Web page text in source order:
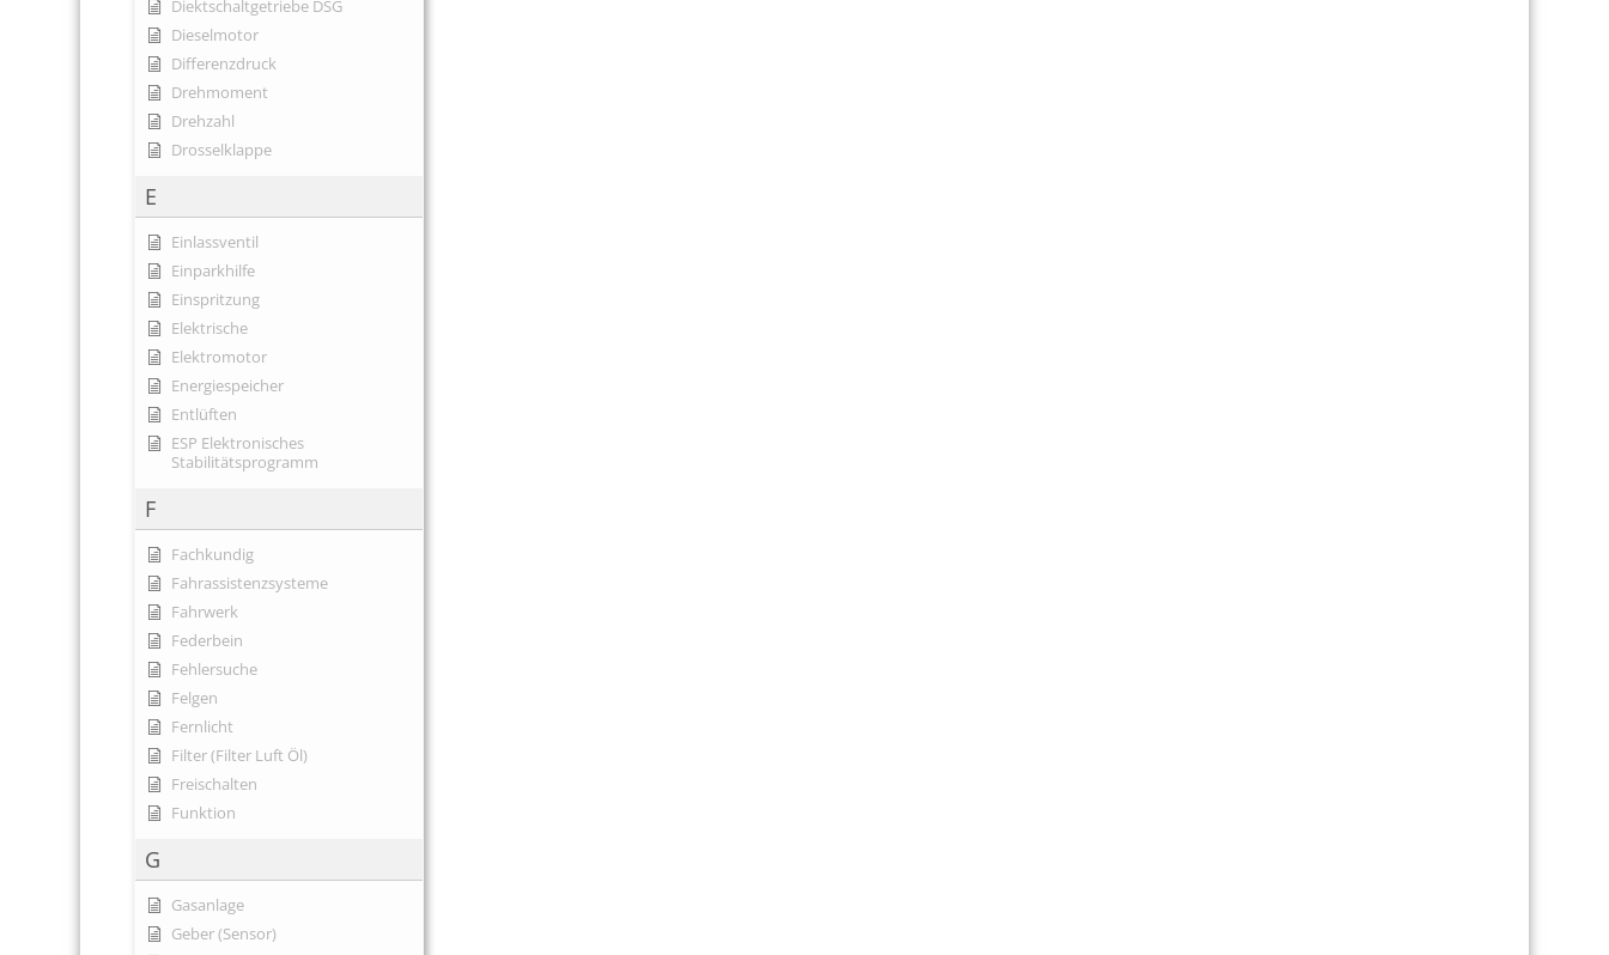
Diektschaltgetriebe DSG
Dieselmotor
Differenzdruck
Drehmoment
Drehzahl
Drosselklappe
E
Einlassventil
Einparkhilfe
Einspritzung
Elektrische
Elektromotor
Energiespeicher
Entlüften
ESP Elektronisches
Stabilitätsprogramm
F
Fachkundig
Fahrassistenzsysteme
Fahrwerk
Federbein
Fehlersuche
Felgen
Fernlicht
Filter (Filter Luft Öl)
Freischalten
Funktion
G
Gasanlage
Geber (Sensor)